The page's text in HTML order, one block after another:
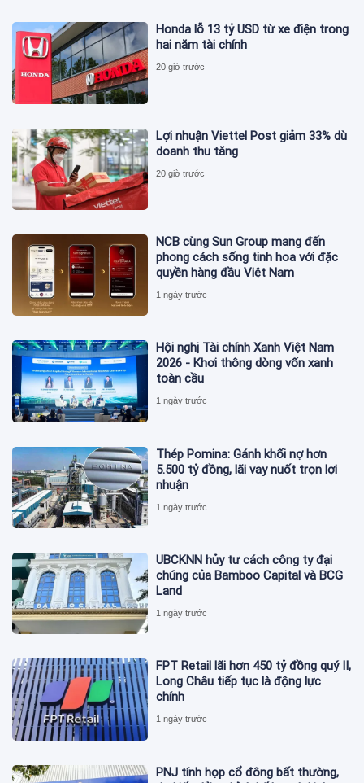
Honda lỗ 13 tỷ USD từ xe điện trong
hai năm tài chính
20 giờ trước
Lợi nhuận Viettel Post giảm 33% dù
doanh thu tăng
20 giờ trước
NCB cùng Sun Group mang đến
phong cách sống tinh hoa với đặc
quyền hàng đầu Việt Nam
1 ngày trước
Hội nghị Tài chính Xanh Việt Nam
2026 - Khơi thông dòng vốn xanh
toàn cầu
1 ngày trước
Thép Pomina: Gánh khối nợ hơn
5.500 tỷ đồng, lãi vay nuốt trọn lợi
nhuận
1 ngày trước
UBCKNN hủy tư cách công ty đại
chúng của Bamboo Capital và BCG
Land
1 ngày trước
FPT Retail lãi hơn 450 tỷ đồng quý II,
Long Châu tiếp tục là động lực
chính
1 ngày trước
PNJ tính họp cổ đông bất thường,